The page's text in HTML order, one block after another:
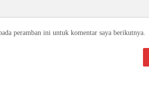
peramban ini untuk komentar saya berikutnya.